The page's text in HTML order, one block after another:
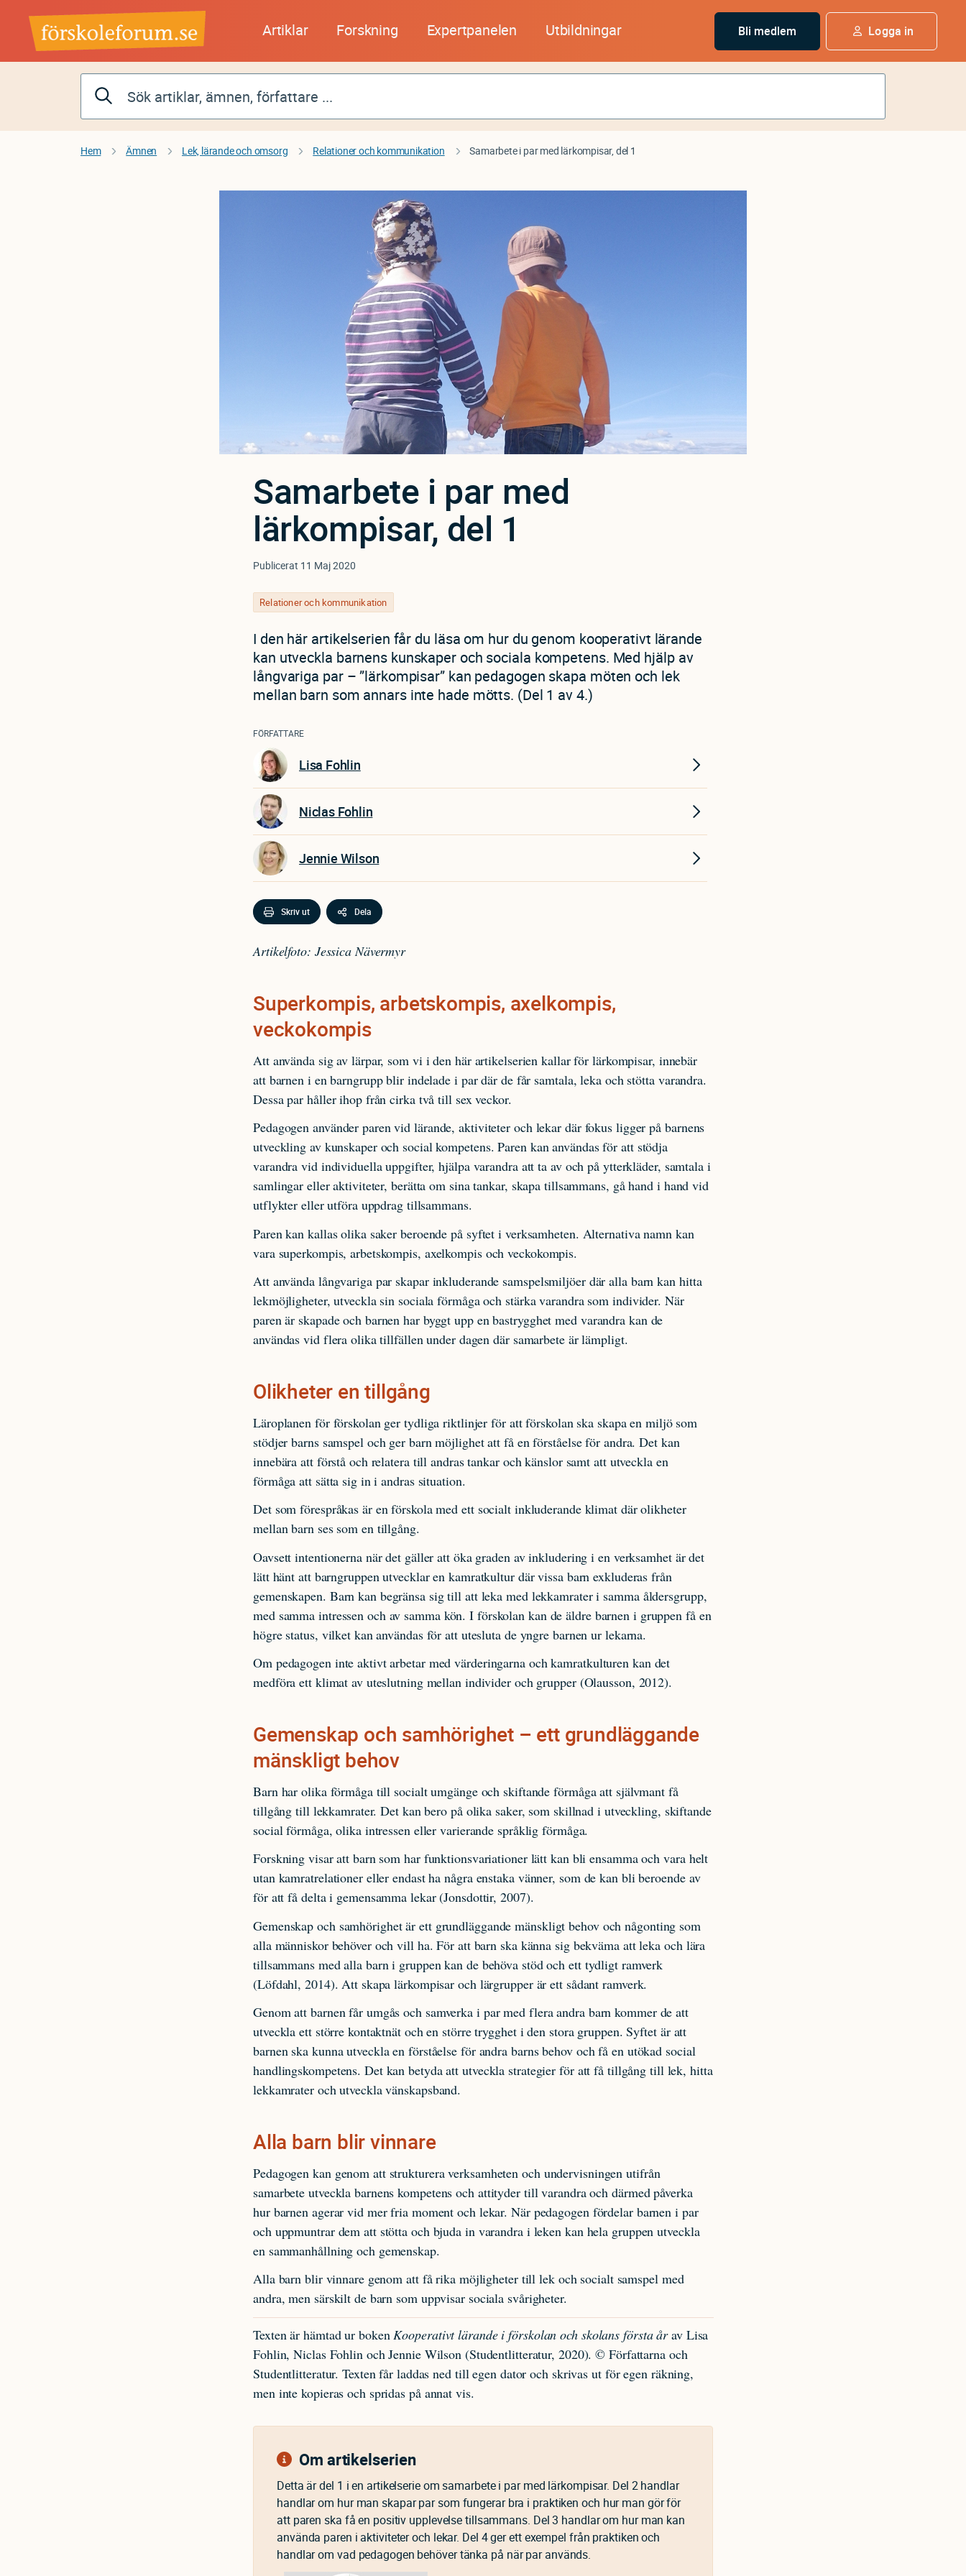
huvudinnehåll
Artiklar Forskning Expertpanelen Utbildningar Bli medlem Logga in
Hem Ämnen Lek, lärande och omsorg Relationer och kommunikation Samarbete i par med lärkompisar, del 1
Samarbete i par med
lärkompisar, del 1
Publicerat 11 Maj 2020
Relationer och kommunikation
I den här artikelserien får du läsa om hur du genom kooperativt lärande
kan utveckla barnens kunskaper och sociala kompetens. Med hjälp av
långvariga par – ”lärkompisar” kan pedagogen skapa möten och lek
mellan barn som annars inte hade mötts. (Del 1 av 4.)
FÖRFATTARE
Lisa Fohlin
Niclas Fohlin
Jennie Wilson
Skriv ut Dela
Artikelfoto: Jessica Nävermyr
Superkompis, arbetskompis, axelkompis,
veckokompis
Att använda sig av lärpar, som vi i den här artikelserien kallar för lärkompisar, innebär
att barnen i en barngrupp blir indelade i par där de får samtala, leka och stötta varandra.
Dessa par håller ihop från cirka två till sex veckor.
Pedagogen använder paren vid lärande, aktiviteter och lekar där fokus ligger på barnens
utveckling av kunskaper och social kompetens. Paren kan användas för att stödja
varandra vid individuella uppgifter, hjälpa varandra att ta av och på ytterkläder, samtala i
samlingar eller aktiviteter, berätta om sina tankar, skapa tillsammans, gå hand i hand vid
utflykter eller utföra uppdrag tillsammans.
Paren kan kallas olika saker beroende på syftet i verksamheten. Alternativa namn kan
vara superkompis, arbetskompis, axelkompis och veckokompis.
Att använda långvariga par skapar inkluderande samspelsmiljöer där alla barn kan hitta
lekmöjligheter, utveckla sin sociala förmåga och stärka varandra som individer. När
paren är skapade och barnen har byggt upp en bastrygghet med varandra kan de
användas vid flera olika tillfällen under dagen där samarbete är lämpligt.
Olikheter en tillgång
Läroplanen för förskolan ger tydliga riktlinjer för att förskolan ska skapa en miljö som
stödjer barns samspel och ger barn möjlighet att få en förståelse för andra. Det kan
innebära att förstå och relatera till andras tankar och känslor samt att utveckla en
förmåga att sätta sig in i andras situation.
Det som förespråkas är en förskola med ett socialt inkluderande klimat där olikheter
mellan barn ses som en tillgång.
Oavsett intentionerna när det gäller att öka graden av inkludering i en verksamhet är det
lätt hänt att barngruppen utvecklar en kamratkultur där vissa barn exkluderas från
gemenskapen. Barn kan begränsa sig till att leka med lekkamrater i samma åldersgrupp,
med samma intressen och av samma kön. I förskolan kan de äldre barnen i gruppen få en
högre status, vilket kan användas för att utesluta de yngre barnen ur lekarna.
Om pedagogen inte aktivt arbetar med värderingarna och kamratkulturen kan det
medföra ett klimat av uteslutning mellan individer och grupper (Olausson, 2012).
Gemenskap och samhörighet – ett grundläggande
mänskligt behov
Barn har olika förmåga till socialt umgänge och skiftande förmåga att självmant få
tillgång till lekkamrater. Det kan bero på olika saker, som skillnad i utveckling, skiftande
social förmåga, olika intressen eller varierande språklig förmåga.
Forskning visar att barn som har funktionsvariationer lätt kan bli ensamma och vara helt
utan kamratrelationer eller endast ha några enstaka vänner, som de kan bli beroende av
för att få delta i gemensamma lekar (Jonsdottir, 2007).
Gemenskap och samhörighet är ett grundläggande mänskligt behov och någonting som
alla människor behöver och vill ha. För att barn ska känna sig bekväma att leka och lära
tillsammans med alla barn i gruppen kan de behöva stöd och ett tydligt ramverk
(Löfdahl, 2014). Att skapa lärkompisar och lärgrupper är ett sådant ramverk.
Genom att barnen får umgås och samverka i par med flera andra barn kommer de att
utveckla ett större kontaktnät och en större trygghet i den stora gruppen. Syftet är att
barnen ska kunna utveckla en förståelse för andra barns behov och få en utökad social
handlingskompetens. Det kan betyda att utveckla strategier för att få tillgång till lek, hitta
lekkamrater och utveckla vänskapsband.
Alla barn blir vinnare
Pedagogen kan genom att strukturera verksamheten och undervisningen utifrån
samarbete utveckla barnens kompetens och attityder till varandra och därmed påverka
hur barnen agerar vid mer fria moment och lekar. När pedagogen fördelar barnen i par
och uppmuntrar dem att stötta och bjuda in varandra i leken kan hela gruppen utveckla
en sammanhållning och gemenskap.
Alla barn blir vinnare genom att få rika möjligheter till lek och socialt samspel med
andra, men särskilt de barn som uppvisar sociala svårigheter.
Texten är hämtad ur boken Kooperativt lärande i förskolan och skolans första årav Lisa
Fohlin, Niclas Fohlin och Jennie Wilson (Studentlitteratur, 2020). © Författarna och
Studentlitteratur. Texten får laddas ned till egen dator och skrivas ut för egen räkning,
men inte kopieras och spridas på annat vis.
Om artikelserien
Detta är del 1 i en artikelserie om samarbete i par med lärkompisar. Del 2 handlar
handlar om hur man skapar par som fungerar bra i praktiken och hur man gör för
att paren ska få en positiv upplevelse tillsammans. Del 3 handlar om hur man kan
använda paren i aktiviteter och lekar. Del 4 ger ett exempel från praktiken och
handlar om vad pedagogen behöver tänka på när par används.